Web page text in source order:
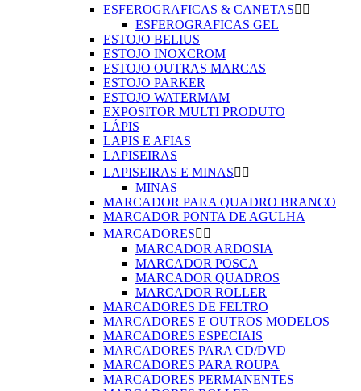
ESFEROGRAFICAS & CANETAS 
ESFEROGRAFICAS GEL
ESTOJO BELIUS
ESTOJO INOXCROM
ESTOJO OUTRAS MARCAS
ESTOJO PARKER
ESTOJO WATERMAM
EXPOSITOR MULTI PRODUTO
LÁPIS
LAPIS E AFIAS
LAPISEIRAS
LAPISEIRAS E MINAS 
MINAS
MARCADOR PARA QUADRO BRANCO
MARCADOR PONTA DE AGULHA
MARCADORES 
MARCADOR ARDOSIA
MARCADOR POSCA
MARCADOR QUADROS
MARCADOR ROLLER
MARCADORES DE FELTRO
MARCADORES E OUTROS MODELOS
MARCADORES ESPECIAIS
MARCADORES PARA CD/DVD
MARCADORES PARA ROUPA
MARCADORES PERMANENTES